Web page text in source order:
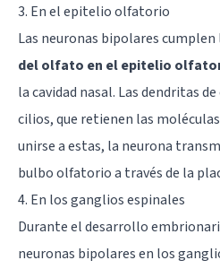
3. En el epitelio olfatorio
Las neuronas bipolares cumplen
del olfato en el epitelio
la cavidad nasal. Las dendritas
cilios, que retienen las
unirse a estas, la neurona
bulbo olfatorio a través de la
4. En los ganglios espinales
Durante el desarrollo
neuronas bipolares en los